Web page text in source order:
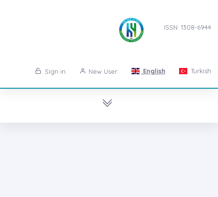
ISSN: 1308-6944
Sign in New User English Turkish